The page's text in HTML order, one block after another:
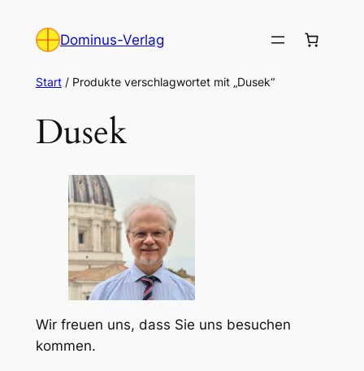
Inhalt
Dominus-Verlag
Start/ Produkte verschlagwortet mit „Dusek“
Dusek
Wir freuen uns, dass Sie uns besuchen
kommen.